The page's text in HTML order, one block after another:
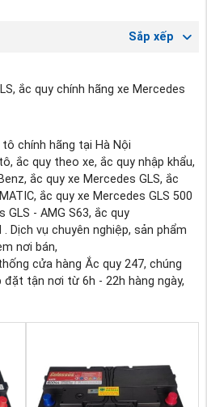
Sắp xếp
ắc quy chính hãng xe Mercedes
chính hãng tại Hà Nội
ắc quy theo xe, ắc quy nhập khẩu,
ắc quy xe Mercedes GLS, ắc
ắc quy xe Mercedes GLS 500
GLS - AMG S63, ắc quy
Dịch vụ chuyên nghiệp, sản phẩm
nơi bán,
cửa hàng Ắc quy 247, chúng
tận nơi từ 6h - 22h hàng ngày,